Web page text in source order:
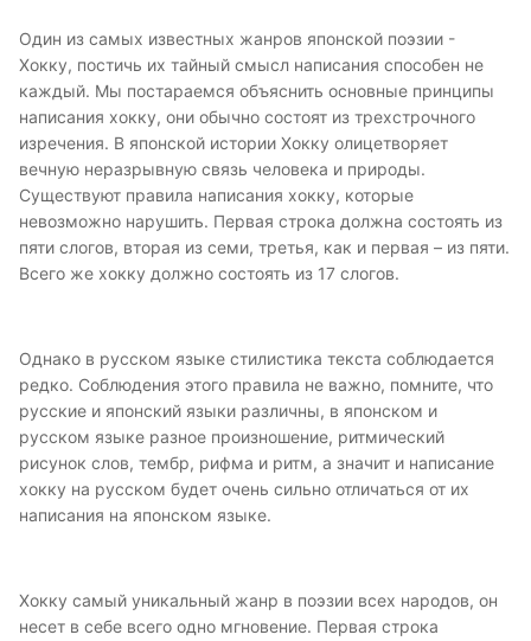
Один из самых известных жанров японской поэзии -
Хокку, постичь их тайный смысл написания способен не
каждый. Мы постараемся объяснить основные принципы
написания хокку, они обычно состоят из трехстрочного
изречения. В японской истории Хокку олицетворяет
вечную неразрывную связь человека и природы.
Существуют правила написания хокку, которые
невозможно нарушить. Первая строка должна состоять из
пяти слогов, вторая из семи, третья, как и первая – из пяти.
Всего же хокку должно состоять из 17 слогов.
Однако в русском языке стилистика текста соблюдается
редко. Соблюдения этого правила не важно, помните, что
русские и японский языки различны, в японском и
русском языке разное произношение, ритмический
рисунок слов, тембр, рифма и ритм, а значит и написание
хокку на русском будет очень сильно отличаться от их
написания на японском языке.
Хокку самый уникальный жанр в поэзии всех народов, он
несет в себе всего одно мгновение. Первая строка